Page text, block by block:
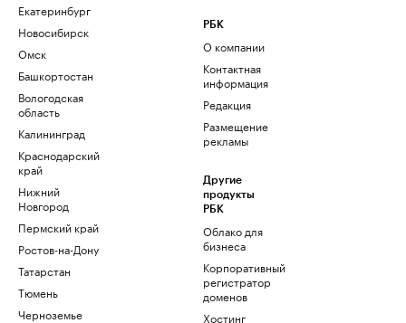
Екатеринбург
Новосибирск
Омск
Башкортостан
Вологодская
область
Калининград
Краснодарский
край
Нижний
Новгород
Пермский край
Ростов-на-Дону
Татарстан
Тюмень
Черноземье
РБК
О компании
Контактная
информация
Редакция
Размещение
рекламы
Другие
продукты
РБК
Облако для
бизнеса
Корпоративный
регистратор
доменов
Хостинг